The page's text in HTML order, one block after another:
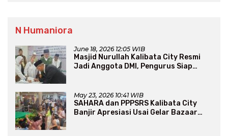
N Humaniora
June 18, 2026 12:05 WIB
Masjid Nurullah Kalibata City Resmi
Jadi Anggota DMI, Pengurus Siap
May 23, 2026 10:41 WIB
SAHARA dan PPPSRS Kalibata City
Banjir Apresiasi Usai Gelar Bazaar